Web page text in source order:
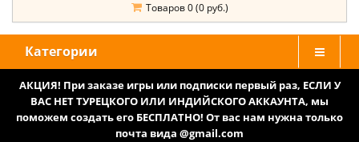
Товаров 0 (0 руб.)
Категории
АКЦИЯ! При заказе игры или подписки первый раз, ЕСЛИ У
ВАС НЕТ ТУРЕЦКОГО ИЛИ ИНДИЙСКОГО АККАУНТА, мы
поможем создать его БЕСПЛАТНО! От вас нам нужна только
почта вида @gmail.com